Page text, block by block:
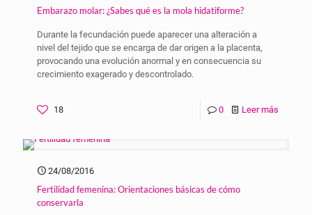
Embarazo molar: ¿Sabes qué es la mola hidatiforme?
Durante la fecundación puede aparecer una alteración a
nivel del tejido que se encarga de dar origen a la placenta,
provocando una evolución anormal y en consecuencia su
crecimiento exagerado y descontrolado.
18 0 Leer más
24/08/2016
Fertilidad femenina: Orientaciones básicas de cómo
conservarla